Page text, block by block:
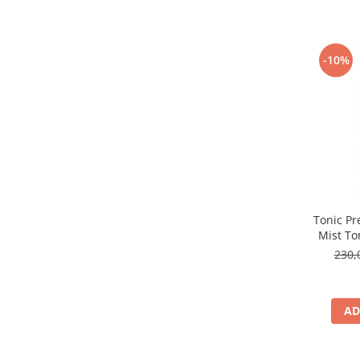
-10%
Tonic
Mist